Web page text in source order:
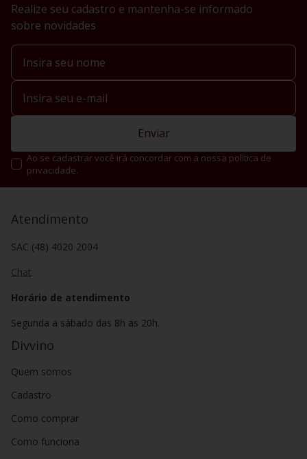
Realize seu cadastro e mantenha-se informado
sobre novidades
Enviar
Ao se cadastrar você irá concordar com a nossa política de
privacidade.
Atendimento
SAC (48) 4020 2004
Chat
Horário de atendimento
Segunda a sábado das 8h as 20h.
Divvino
Quem somos
Cadastro
Como comprar
Como funciona